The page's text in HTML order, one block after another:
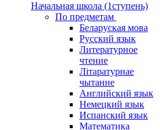
Начальная школа (1ступень)
По предметам
Беларуская мова
Русский язык
Литературное
чтение
Літаратурнае
чытанне
Английский язык
Немецкий язык
Испанский язык
Математика